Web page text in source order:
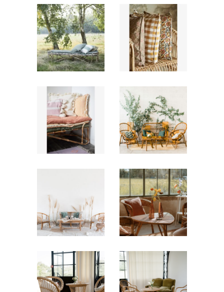
Coussin
green rayé
à franges
7,00€
Coussin
vichy curry
6,00€
Coussin
rayé curry
à franges
6,00€
Salon Rotin
» Saya » –
Bois
Marron
« Marie »
97,00€
Salon rotin
Louison
97,00€
Salon rotin
Marceau
salon rotin
Marguerite